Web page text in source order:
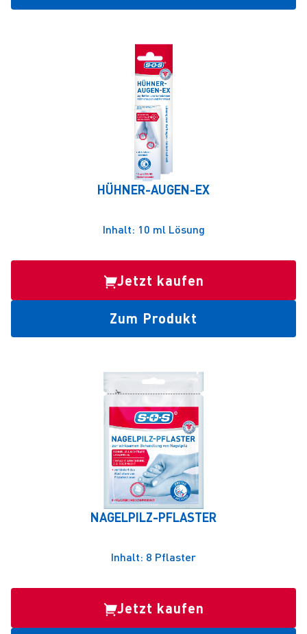
HÜHNER-AUGEN-EX
Inhalt: 10 ml Lösung
Jetzt kaufen
Zum Produkt
NAGELPILZ-PFLASTER
Inhalt: 8 Pflaster
Jetzt kaufen